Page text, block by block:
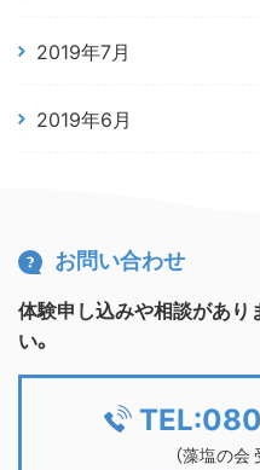
2019年7月
2019年6月
お問い合わせ
体験申し込みや相談があり
い。
（藻塩の会